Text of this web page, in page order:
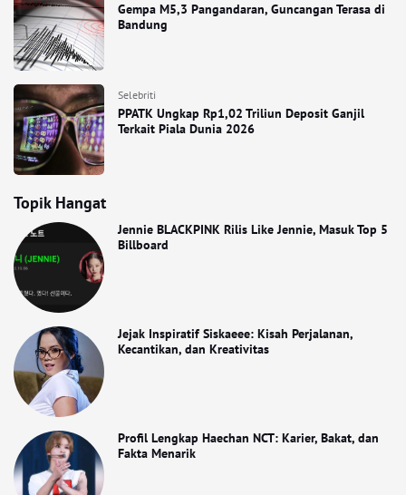
Gempa M5,3 Pangandaran, Guncangan Terasa di
Bandung
Selebriti
PPATK Ungkap Rp1,02 Triliun Deposit Ganjil
Terkait Piala Dunia 2026
Topik Hangat
Jennie BLACKPINK Rilis Like Jennie, Masuk Top 5
Billboard
Jejak Inspiratif Siskaeee: Kisah Perjalanan,
Kecantikan, dan Kreativitas
Profil Lengkap Haechan NCT: Karier, Bakat, dan
Fakta Menarik